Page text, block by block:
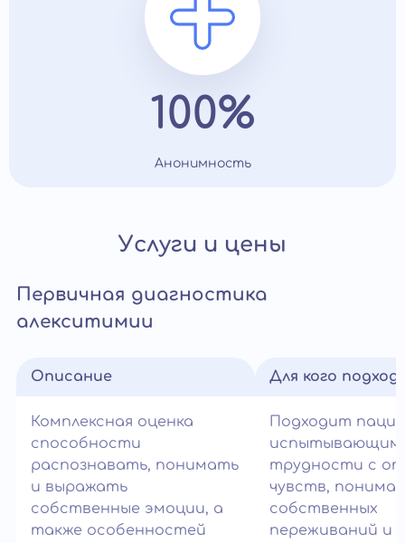
100%
Анонимность
Услуги и цены
Первичная диагностика
алекситимии
Описание
Комплексная оценка
способности
распознавать, понимать
и выражать
собственные эмоции, а
также особенностей
Для кого
Подходит
испытывающим
трудности с
чувств,
собственных
переживаний и